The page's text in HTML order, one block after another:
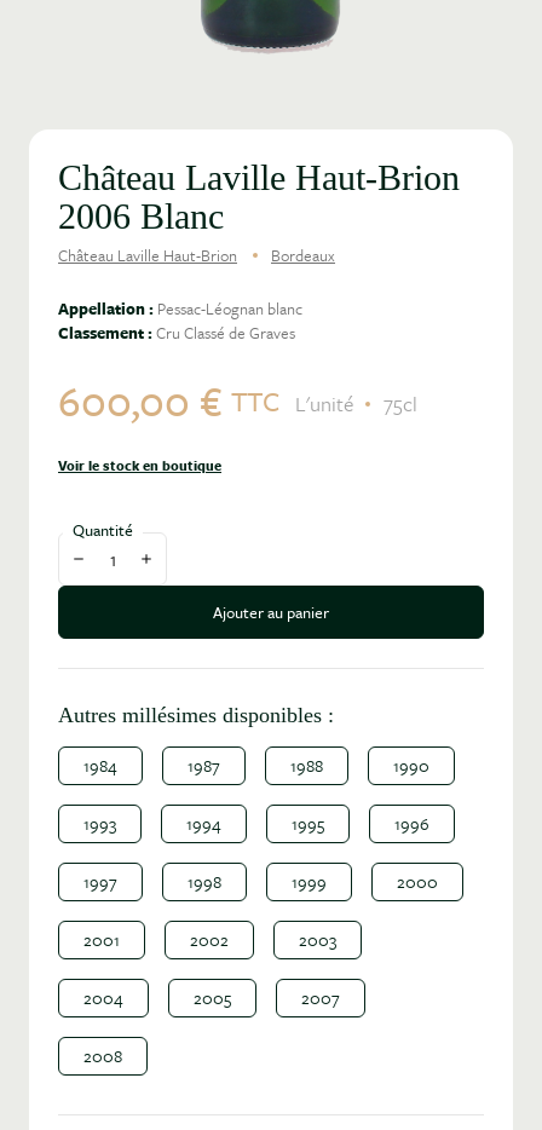
Château Laville Haut-Brion
2006 Blanc
Château Laville Haut-Brion Bordeaux
Appellation : Pessac-Léognan blanc
Classement :Cru Classé de Graves
600,00 € TTC L'unité 75cl
Voir le stock en boutique
Quantité
Diminuer la quantité
Augmenter la quantité
Ajouter au panier
Autres millésimes disponibles :
1984 1987 1988 1990
1993 1994 1995 1996
1997 1998 1999 2000
2001 2002 2003
2004 2005 2007
2008